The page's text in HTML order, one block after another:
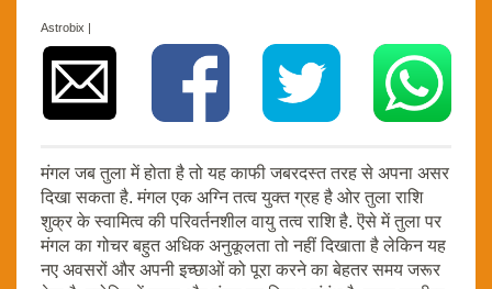
Astrobix |
मंगल जब तुला में होता है तो यह काफी जबरदस्त तरह से अपना असर
दिखा सकता है. मंगल एक अग्नि तत्व युक्त ग्रह है ओर तुला राशि
शुक्र के स्वामित्व की परिवर्तनशील वायु तत्व राशि है. ऎसे में तुला पर
मंगल का गोचर बहुत अधिक अनुकूलता तो नहीं दिखाता है लेकिन यह
नए अवसरों और अपनी इच्छाओं को पूरा करने का बेहतर समय जरूर